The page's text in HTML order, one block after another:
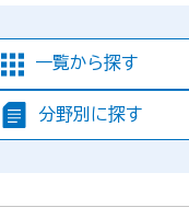
一覧から探す
分野別に探す
が見つか